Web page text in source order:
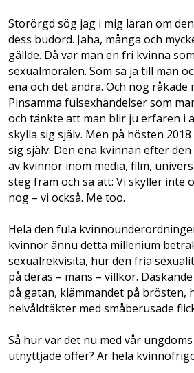
Storörgd sög jag i mig läran om
dess budord. Jaha, många och
gällde. Då var man en fri kvinna
sexualmoralen. Som sa ja till män
ena och det andra. Och nog råkade
Pinsamma fulsexhändelser som
och tänkte att man blir ju erfaren i
skylla sig själv. Men på hösten
sig själv. Den ena kvinnan efter
av kvinnor inom media, film,
steg fram och sa att: Vi skyller inte
nog – vi också. Me too.
Hela den fula
kvinnor ännu detta millenium
sexualrekvisita, hur den fria
på deras – mäns – villkor.
på gatan, klämmandet på brösten,
helvåldtäkter med småberusade
Så hur var det nu med vår
utnyttjade offer? Är hela